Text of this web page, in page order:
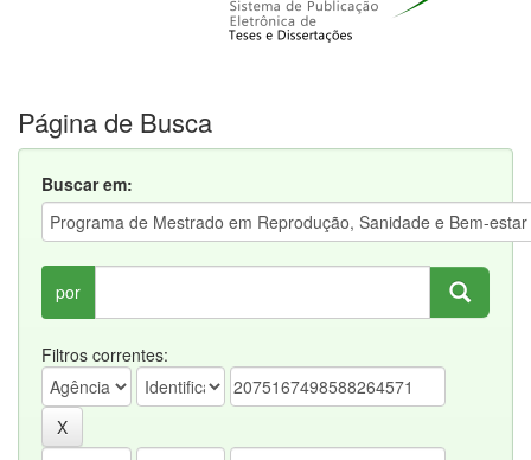
Página de Busca
Buscar em:
por
Filtros correntes: